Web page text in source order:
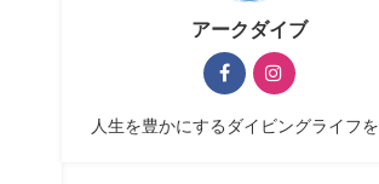
アークダイブ
人生を豊かにするダイビングライフを